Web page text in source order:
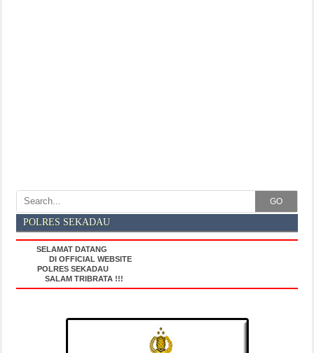
GO
POLRES SEKADAU
SELAMAT DATANG
DI OFFICIAL WEBSITE
POLRES SEKADAU
SALAM TRIBRATA !!!